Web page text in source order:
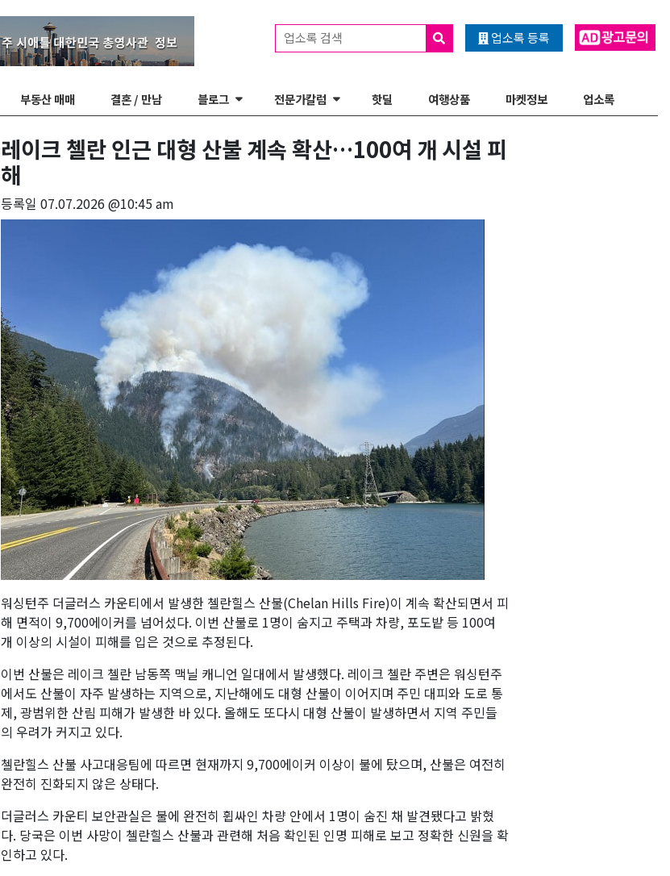
업소록 등록
업소록 검색
부동산 매매 결혼 / 만남 블로그 전문가칼럼 핫딜 여행상품 마켓정보 업소록
레이크 첼란 인근 대형 산불 계속 확산…100여 개 시설 피
해
등록일07.07.2026 @10:45 am
워싱턴주 더글러스 카운티에서 발생한 첼란힐스 산불(Chelan Hills Fire)이 계속 확산되면서 피
해 면적이 9,700에이커를 넘어섰다. 이번 산불로 1명이 숨지고 주택과 차량, 포도밭 등 100여
개 이상의 시설이 피해를 입은 것으로 추정된다.
이번 산불은 레이크 첼란 남동쪽 맥닐 캐니언 일대에서 발생했다. 레이크 첼란 주변은 워싱턴주
에서도 산불이 자주 발생하는 지역으로, 지난해에도 대형 산불이 이어지며 주민 대피와 도로 통
제, 광범위한 산림 피해가 발생한 바 있다. 올해도 또다시 대형 산불이 발생하면서 지역 주민들
의 우려가 커지고 있다.
첼란힐스 산불 사고대응팀에 따르면 현재까지 9,700에이커 이상이 불에 탔으며, 산불은 여전히
완전히 진화되지 않은 상태다.
더글러스 카운티 보안관실은 불에 완전히 휩싸인 차량 안에서 1명이 숨진 채 발견됐다고 밝혔
다. 당국은 이번 사망이 첼란힐스 산불과 관련해 처음 확인된 인명 피해로 보고 정확한 신원을 확
인하고 있다.